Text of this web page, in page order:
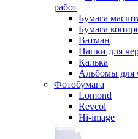
работ
Бумага
Бумага
Ватман
Папки для
Калька
Альбомы для
Фотобумага
Lomond
Revcol
Hi-image